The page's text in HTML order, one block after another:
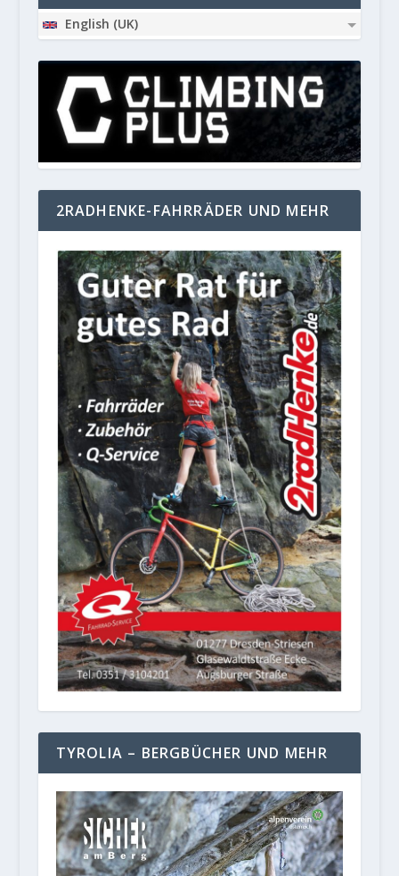
English (UK)
2RADHENKE-FAHRRÄDER UND MEHR
TYROLIA – BERGBÜCHER UND MEHR